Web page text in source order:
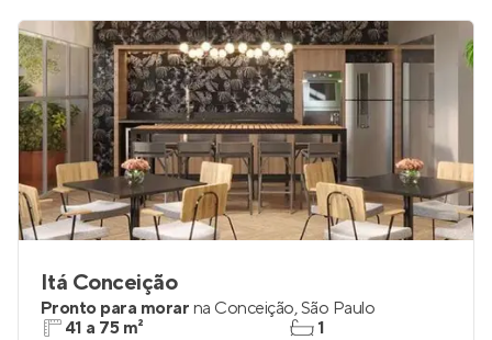
Itá Conceição
Pronto para morar na Conceição,São Paulo
41 a 75 m²
1